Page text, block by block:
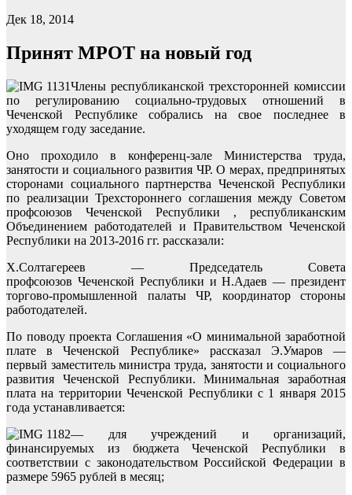
Дек 18, 2014
Принят МРОТ на новый год
Члены республиканской трехсторонней комиссии
по регулированию социально-трудовых отношений в
Чеченской Республике собрались на свое последнее в
уходящем году заседание.
Оно проходило в конференц-зале Министерства труда,
занятости и социального развития ЧР. О мерах, предпринятых
сторонами социального партнерства Чеченской Республики
по реализации Трехстороннего соглашения между Советом
профсоюзов Чеченской Республики , республиканским
Объединением работодателей и Правительством Чеченской
Республики на 2013-2016 гг. рассказали:
Х.Солтагереев — Председатель Совета
профсоюзов Чеченской Республики и Н.Адаев — президент
торгово-промышленной палаты ЧР, координатор стороны
работодателей.
По поводу проекта Соглашения «О минимальной заработной
плате в Чеченской Республике» рассказал Э.Умаров —
первый заместитель министра труда, занятости и социального
развития Чеченской Республики. Минимальная заработная
плата на территории Чеченской Республики с 1 января 2015
года устанавливается:
— для учреждений и организаций,
финансируемых из бюджета Чеченской Республики в
соответствии с законодательством Российской Федерации в
размере 5965 рублей в месяц;